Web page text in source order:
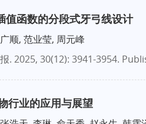
函数的分段式牙弓线设计
顺, 范业莹, 周元峰
. 2025, 30(12): 3941-3954.
行业的应用与展望